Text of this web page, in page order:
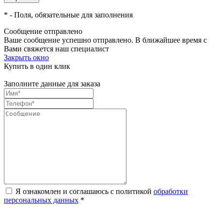
* - Поля, обязательные для заполнения
Сообщение отправлено
Ваше сообщение успешно отправлено. В ближайшее время с
Вами свяжется наш специалист
Закрыть окно
Купить в один клик
Заполните данные для заказа
Я ознакомлен и соглашаюсь с политикой обработки
персональных данных *